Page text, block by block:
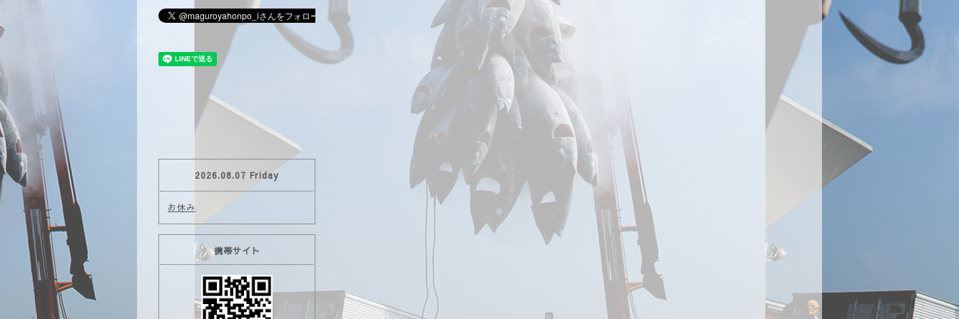
2026.08.07 Friday
お休み
携帯サイト